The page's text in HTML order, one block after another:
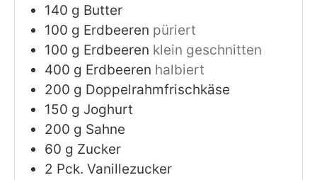
140 g Butter
100 g Erdbeeren püriert
100 g Erdbeeren klein geschnitten
400 g Erdbeeren halbiert
200 g Doppelrahmfrischkäse
150 g Joghurt
200 g Sahne
60 g Zucker
2 Pck. Vanillezucker